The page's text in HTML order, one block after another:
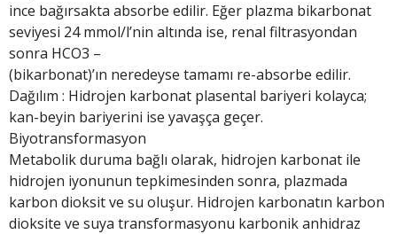
ince bağırsakta absorbe edilir. Eğer plazma bikarbonat
seviyesi 24 mmol/l’nin altında ise, renal filtrasyondan
sonra HCO3 –
(bikarbonat)’ın neredeyse tamamı re-absorbe edilir.
Dağılım : Hidrojen karbonat plasental bariyeri kolayca;
kan-beyin bariyerini ise yavaşça geçer.
Biyotransformasyon
Metabolik duruma bağlı olarak, hidrojen karbonat ile
hidrojen iyonunun tepkimesinden sonra, plazmada
karbon dioksit ve su oluşur. Hidrojen karbonatın karbon
dioksite ve suya transformasyonu karbonik anhidraz